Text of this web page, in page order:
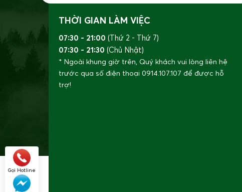
THỜI GIAN LÀM VIỆC
07:30 - 21:00 (Thứ 2 - Thứ 7)
07:30 - 21:30 (Chủ Nhật)
* Ngoài khung giờ trên, Quý khách vui lòng liên hệ
trước qua số điện thoại 0914.107.107 để được hỗ
trợ!
Gọi Hotline